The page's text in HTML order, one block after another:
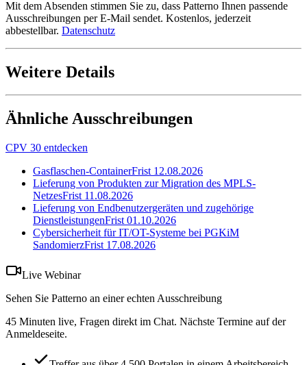
Mit dem Absenden stimmen Sie zu, dass Patterno Ihnen passende
Ausschreibungen per E-Mail sendet. Kostenlos, jederzeit
abbestellbar. Datenschutz
Weitere Details
Ähnliche Ausschreibungen
CPV 30 entdecken
Gasflaschen-ContainerFrist 12.08.2026
Lieferung von Produkten zur Migration des MPLS-
NetzesFrist 11.08.2026
Lieferung von Endbenutzergeräten und zugehörige
DienstleistungenFrist 01.10.2026
Cybersicherheit für IT/OT-Systeme bei PGKiM
SandomierzFrist 17.08.2026
Live Webinar
Sehen Sie Patterno an einer echten Ausschreibung
45 Minuten live, Fragen direkt im Chat. Nächste Termine auf der
Anmeldeseite.